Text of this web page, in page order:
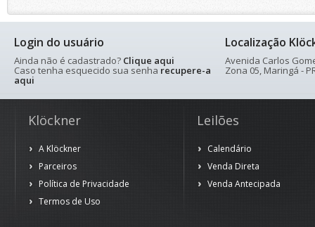
Login do usuário
Ainda não é cadastrado? Clique aqui
Caso tenha esquecido sua senha recupere-a
aqui
Localização
Avenida Carlos
Zona 05, Maringá -
Klöckner
A Klöckner
Parceiros
Política de Privacidade
Termos de Uso
Leilões
Calendário
Venda Direta
Venda Antecipada